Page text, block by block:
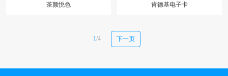
茶颜悦色 肯德基电子卡
1/4 下一页